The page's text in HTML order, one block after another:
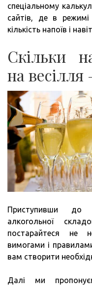
спеціальному
сайтів, де в
кількість напоїв і
Скільки
на
Приступивши до
алкогольної
постарайтеся не
вимогами і
вам створити
Далі ми